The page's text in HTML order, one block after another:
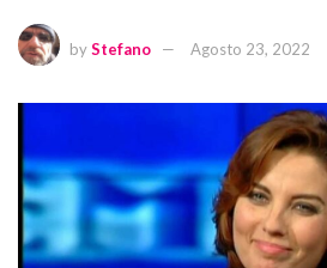
byStefano Agosto 23, 2022